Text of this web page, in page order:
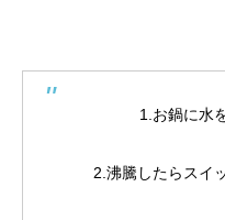
1.お鍋に水
2.沸騰したらスイ